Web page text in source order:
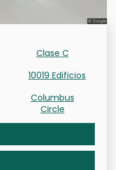
Clase C
10019 Edificios
Columbus
Circle